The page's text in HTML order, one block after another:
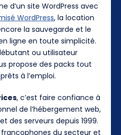
d’un site WordPress avec
WordPress, la location
la sauvegarde et le
ligne en toute simplicité.
ou utilisateur
propose des packs tout
à l’emploi.
, c’est faire confiance à
de l’hébergement web,
des serveurs depuis 1999.
francophones du secteur et